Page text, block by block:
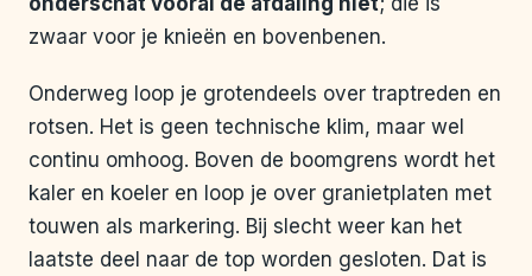
zwaar voor je knieën en bovenbenen.
Onderweg loop je grotendeels over traptreden en
rotsen. Het is geen technische klim, maar wel
continu omhoog. Boven de boomgrens wordt het
kaler en koeler en loop je over granietplaten met
touwen als markering. Bij slecht weer kan het
laatste deel naar de top worden gesloten. Dat is